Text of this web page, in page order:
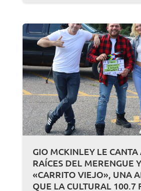
GIO MCKINLEY LE CANTA
RAÍCES DEL MERENGUE
«CARRITO VIEJO», UNA
QUE LA CULTURAL 100.7